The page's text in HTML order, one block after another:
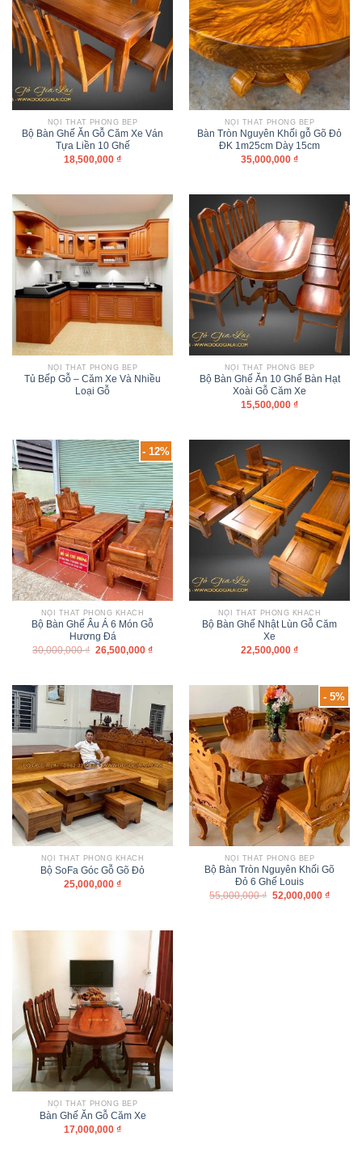
NỘI THẤT PHÒNG BẾP
Bộ Bàn Ghế Ăn Gỗ Căm Xe Ván
Tựa Liền 10 Ghế
18,500,000 ₫
NỘI THẤT PHÒNG BẾP
Bàn Tròn Nguyên Khối gỗ Gõ Đỏ
ĐK 1m25cm Dày 15cm
35,000,000 ₫
NỘI THẤT PHÒNG BẾP
Tủ Bếp Gỗ – Căm Xe Và Nhiều
Loại Gỗ
NỘI THẤT PHÒNG BẾP
Bộ Bàn Ghế Ăn 10 Ghế Bàn Hạt
Xoài Gỗ Căm Xe
15,500,000 ₫
- 12%
NỘI THẤT PHÒNG KHÁCH
Bộ Bàn Ghế Âu Á 6 Món Gỗ
Hương Đá
30,000,000₫ 26,500,000 ₫
NỘI THẤT PHÒNG KHÁCH
Bộ Bàn Ghế Nhật Lùn Gỗ Căm
Xe
22,500,000 ₫
NỘI THẤT PHÒNG KHÁCH
Bộ SoFa Góc Gỗ Gõ Đỏ
25,000,000 ₫
- 5%
NỘI THẤT PHÒNG BẾP
Bộ Bàn Tròn Nguyên Khối Gõ
Đỏ 6 Ghế Louis
55,000,000₫ 52,000,000 ₫
NỘI THẤT PHÒNG BẾP
Bàn Ghế Ăn Gỗ Căm Xe
17,000,000 ₫